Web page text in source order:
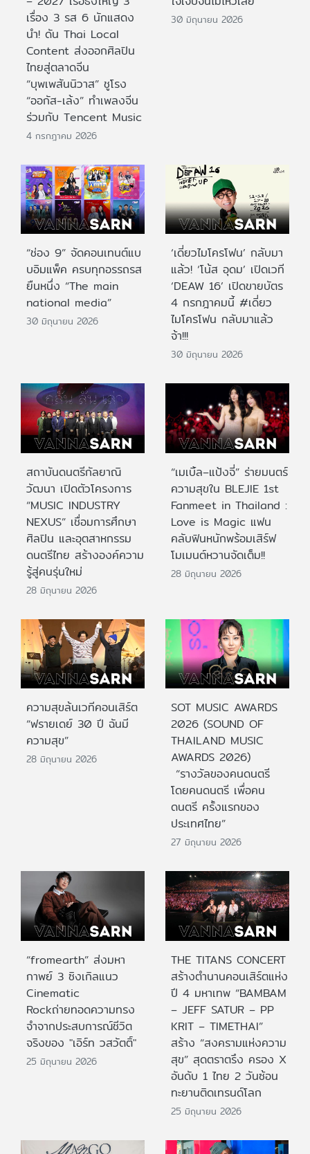
เรื่อง 3 รส 6 นักแสดง
นำ! ดัน Thai Local
Content ส่งออกศิลปิน
ไทยสู่ตลาดจีน
“บุพเพสันนิวาส” ชูโรง
“ออกัส-เล้ง” ทำเพลงจีน
ร่วมกับ Tencent Music
4 กรกฎาคม 2026
30 มิถุนายน 2026
“ช่อง 9” จัดคอนเทนต์แบ
บอิมแพ็ค ครบทุกอรรถรส
ยืนหนึ่ง “The main
national media”
30 มิถุนายน 2026
‘เดี่ยวไมโครโฟน’ กลับมา
แล้ว! ‘โน้ส อุดม’ เปิดเวที
‘DEAW 16’ เปิดขายบัตร
4 กรกฎาคมนี้ #เดี่ยว
ไมโครโฟน กลับมาแล้ว
จ้า!!!
30 มิถุนายน 2026
สถาบันดนตรีกัลยาณิ
วัฒนา เปิดตัวโครงการ
“MUSIC INDUSTRY
NEXUS” เชื่อมการศึกษา
ศิลปิน และอุตสาหกรรม
ดนตรีไทย สร้างองค์ความ
รู้สู่คนรุ่นใหม่
28 มิถุนายน 2026
“เมเบิ้ล–แป้งจี่” ร่ายมนตร์
ความสุขใน BLEJIE 1st
Fanmeet in Thailand :
Love is Magic แฟน
คลับฟินหนักพร้อมเสิร์ฟ
โมเมนต์หวานจัดเต็ม!!
28 มิถุนายน 2026
ความสุขล้นเวทีคอนเสิร์ต
“ฟรายเดย์ 30 ปี ฉันมี
ความสุข”
28 มิถุนายน 2026
SOT MUSIC AWARDS
2026 (SOUND OF
THAILAND MUSIC
AWARDS 2026)
“รางวัลของคนดนตรี
โดยคนดนตรี เพื่อคน
ดนตรี ครั้งแรกของ
ประเทศไทย”
27 มิถุนายน 2026
“fromearth” ส่งมหา
กาพย์ 3 ซิงเกิลแนว
Cinematic
Rockถ่ายทอดความทรง
จำจากประสบการณ์ชีวิต
จริงของ "เอิร์ท วสวัตติ์"
25 มิถุนายน 2026
THE TITANS CONCERT
สร้างตำนานคอนเสิร์ตแห่ง
ปี 4 มหาเทพ “BAMBAM
– JEFF SATUR – PP
KRIT – TIMETHAI”
สร้าง “สงครามแห่งความ
สุข” สุดตราตรึง ครอง X
อันดับ 1 ไทย 2 วันซ้อน
ทะยานติดเทรนด์โลก
25 มิถุนายน 2026